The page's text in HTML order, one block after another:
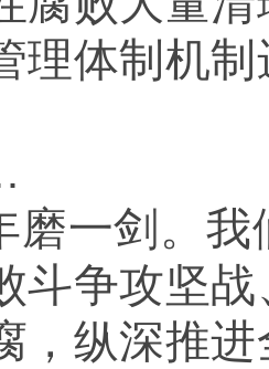
理体制机
磨一剑。
斗争攻坚
，纵深推